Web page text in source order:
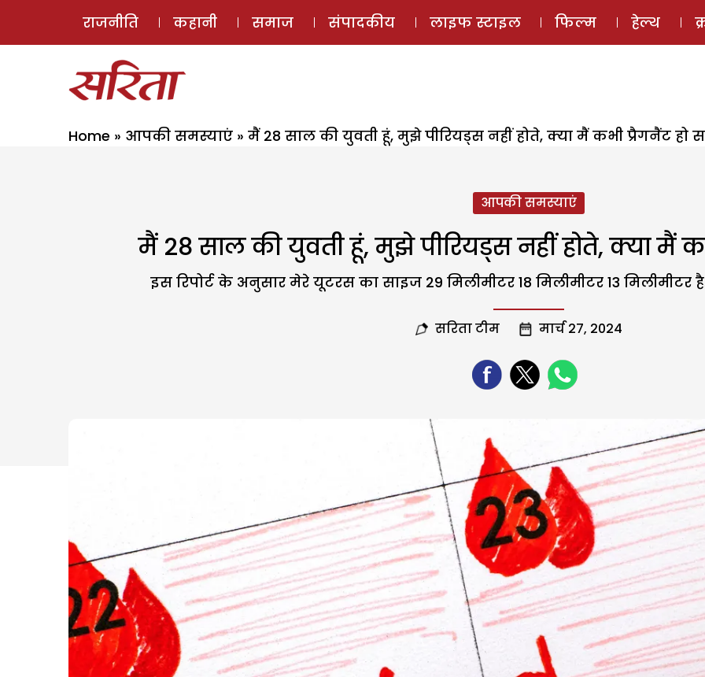
ई-मैगज़ीन
राजनीति कहानी समाज संपादकीय लाइफ स्टाइल फिल्म हेल्थ
Home » आपकी समस्याएं » मैं 28 साल की युवती हूं, मुझे पीरियड्स नहीं होते, क्या मैं कभी प्रैगनैंट हो
आपकी समस्याएं
मैं 28 साल की युवती हूं, मुझे पीरियड्स नहीं होते, क्या मैं
इस रिपोर्ट के अनुसार मेरे यूटरस का साइज 29 मिलीमीटर 18 मिलीमीटर 13
सरिता टीम मार्च 27, 2024